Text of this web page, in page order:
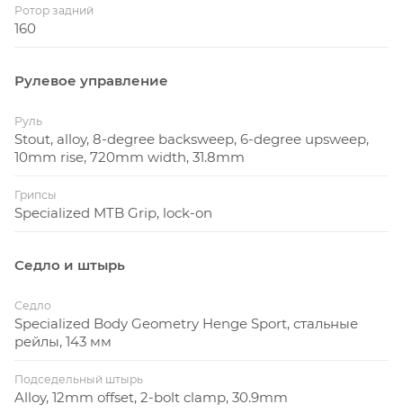
Ротор задний
160
Рулевое управление
Руль
Stout, alloy, 8-degree backsweep, 6-degree upsweep,
10mm rise, 720mm width, 31.8mm
Грипсы
Specialized MTB Grip, lock-on
Седло и штырь
Седло
Specialized Body Geometry Henge Sport, стальные
рейлы, 143 мм
Подседельный штырь
Alloy, 12mm offset, 2-bolt clamp, 30.9mm